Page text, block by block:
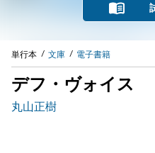
単行本 文庫 電子書籍
デフ・ヴォイス
丸山正樹